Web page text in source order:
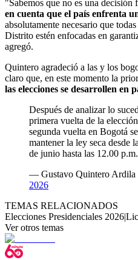
"Sabemos que no es una decisión
en cuenta que el país enfrenta
absolutamente necesario que
Distrito estén enfocadas en
agregó.
Quintero agradeció a las y los
claro que, en este momento la
las elecciones se desarrollen en
Después de analizar lo
primera vuelta de la
segunda vuelta en Bogotá
mantener la ley seca desde
de junio hasta las 12.00
— Gustavo Quintero
2026
TEMAS RELACIONADOS
Elecciones Presidenciales 2026|
Ver otros temas